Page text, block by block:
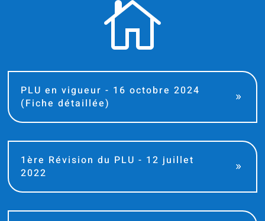

PLU en vigueur - 16 octobre 2024
(Fiche détaillée)
1ère Révision du PLU - 12 juillet
2022